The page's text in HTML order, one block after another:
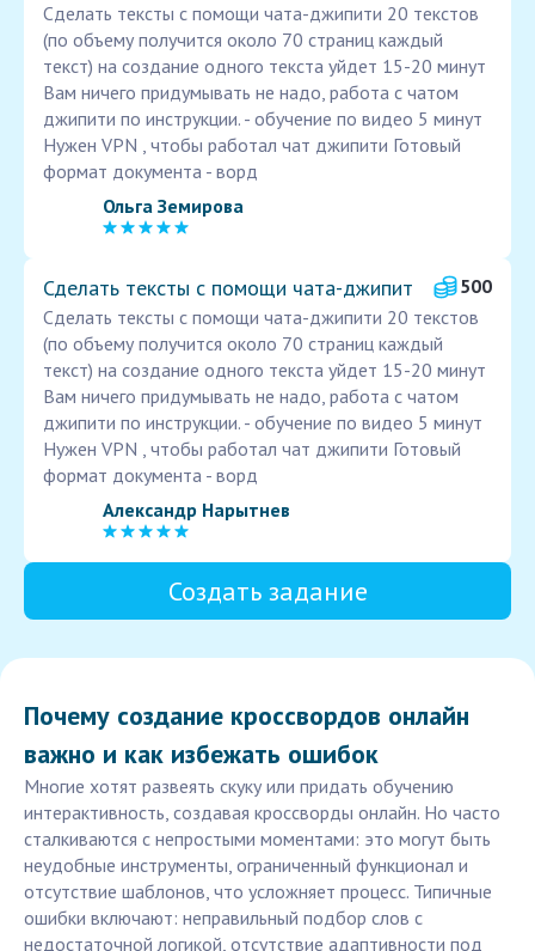
Сделать тексты с помощи чата-джипити 20 текстов
(по объему получится около 70 страниц каждый
текст) на создание одного текста уйдет 15-20 минут
Вам ничего придумывать не надо, работа с чатом
джипити по инструкции. - обучение по видео 5 минут
Нужен VPN , чтобы работал чат джипити Готовый
формат документа - ворд
Ольга Земирова
Сделать тексты с помощи чата-джипит
500
Сделать тексты с помощи чата-джипити 20 текстов
(по объему получится около 70 страниц каждый
текст) на создание одного текста уйдет 15-20 минут
Вам ничего придумывать не надо, работа с чатом
джипити по инструкции. - обучение по видео 5 минут
Нужен VPN , чтобы работал чат джипити Готовый
формат документа - ворд
Александр Нарытнев
Создать задание
Почему создание кроссвордов онлайн
важно и как избежать ошибок
Многие хотят развеять скуку или придать обучению
интерактивность, создавая кроссворды онлайн. Но часто
сталкиваются с непростыми моментами: это могут быть
неудобные инструменты, ограниченный функционал и
отсутствие шаблонов, что усложняет процесс. Типичные
ошибки включают: неправильный подбор слов с
недостаточной логикой, отсутствие адаптивности под